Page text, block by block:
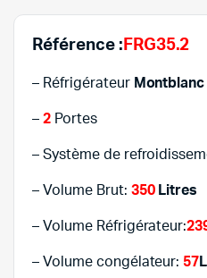
Référence : FRG35.2
– Réfrigérateur Montblanc
– 2 Portes
– Système de
– Volume Brut: 350Litres
– Volume Réfrigérateur:
– Volume congélateur: 57